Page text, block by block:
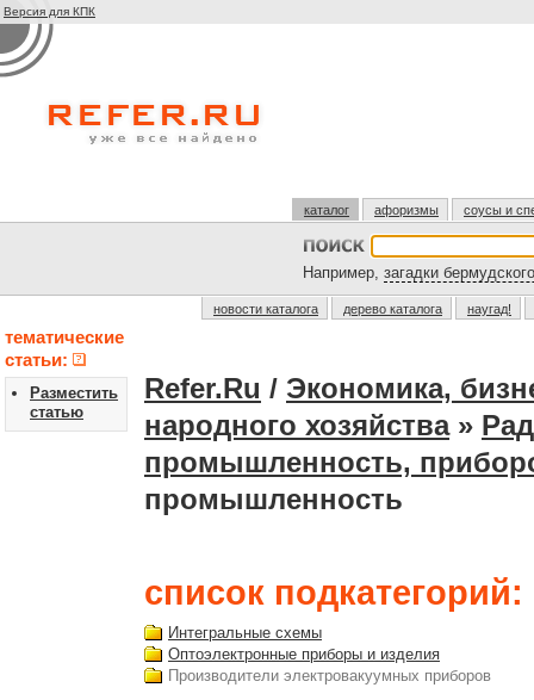
Версия для КПК
каталог афоризмы соусы и
Например, загадки
новости каталога дерево каталога наугад!
тематические
статьи:
Разместить
статью
Refer.Ru / Экономика,
народного хозяйства»
промышленность,
промышленность
список подкатегорий:
Интегральные схемы
Оптоэлектронные приборы и изделия
Производители электровакуумных приборов